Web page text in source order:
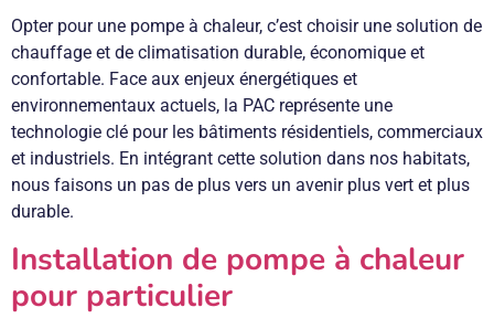
Opter pour une pompe à chaleur, c’est choisir une solution de
chauffage et de climatisation durable, économique et
confortable. Face aux enjeux énergétiques et
environnementaux actuels, la PAC représente une
technologie clé pour les bâtiments résidentiels, commerciaux
et industriels. En intégrant cette solution dans nos habitats,
nous faisons un pas de plus vers un avenir plus vert et plus
durable.
Installation de pompe à chaleur
pour particulier